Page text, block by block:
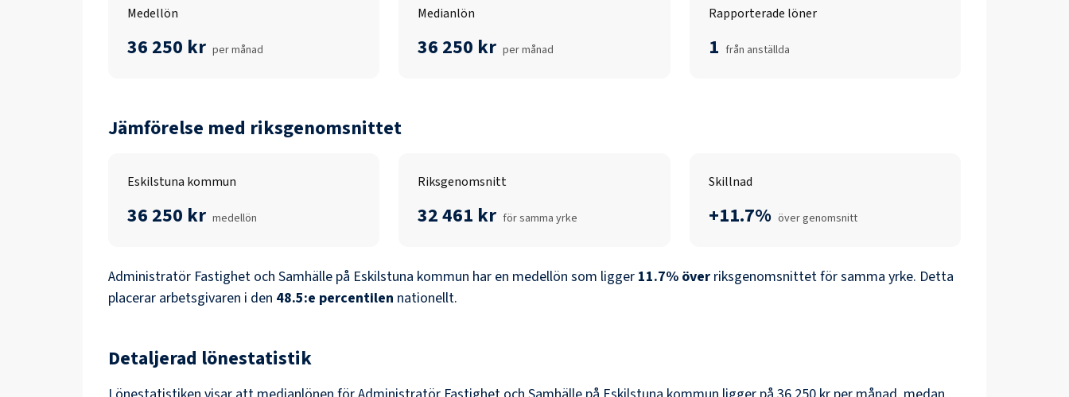
Medellön
36 250 kr per månad
Medianlön
36 250 kr per månad
Rapporterade löner
1 från anställda
Jämförelse med riksgenomsnittet
Eskilstuna kommun
36 250 kr medellön
Riksgenomsnitt
32 461 kr för samma yrke
Skillnad
+11.7% över genomsnitt
Administratör Fastighet och Samhälle på Eskilstuna kommun har en medellön som ligger 11.7% över riksgenomsnittet för samma yrke. Detta
placerar arbetsgivaren i den 48.5:e percentilen nationellt.
Detaljerad lönestatistik